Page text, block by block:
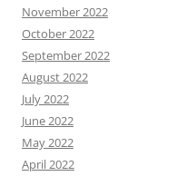
November 2022
October 2022
September 2022
August 2022
July 2022
June 2022
May 2022
April 2022